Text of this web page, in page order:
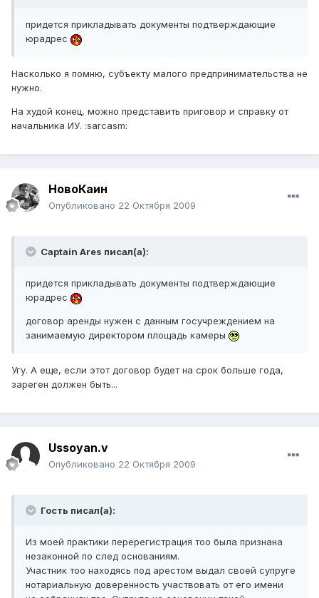
придется прикладывать документы подтверждающие
юрадрес
Насколько я помню, субъекту малого предпринимательства не
нужно.
На худой конец, можно представить приговор и справку от
начальника ИУ. :sarcasm:
НовоКаин
Опубликовано 22 Октября 2009
Captain Ares писал(а):
придется прикладывать документы подтверждающие
юрадрес
договор аренды нужен с данным госучреждением на
занимаемую директором площадь камеры
Угу. А еще, если этот договор будет на срок больше года,
зареген должен быть...
Ussoyan.v
Опубликовано 22 Октября 2009
Гость писал(а):
Из моей практики перерегистрация тоо была признана
незаконной по след основаниям.
Участник тоо находясь под арестом выдал своей супруге
нотариальную доверенность участвовать от его имени